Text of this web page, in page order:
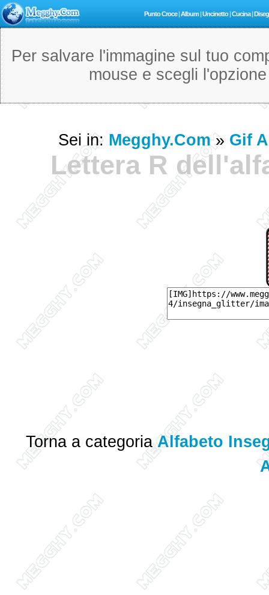
Punto Croce|Album |Uncinetto|Cucina|
Per salvare l'immagine sul tuo
mouse e scegli
Sei in: Megghy.com» Gif
Lettera R
Torna a categoriaAlfabeto